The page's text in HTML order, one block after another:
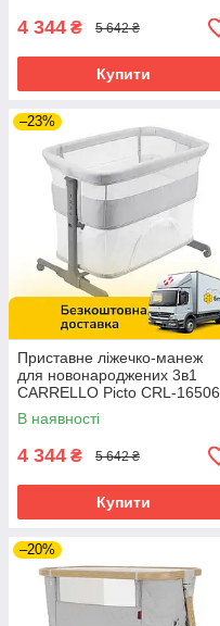
4 344 ₴ 5 642 ₴
Купити
–23%
Приставне ліжечко-манеж
для новонароджених 3в1
CARRELLO Picto CRL-16506
Tao Grey Сіре
В наявності
4 344 ₴ 5 642 ₴
Купити
–20%